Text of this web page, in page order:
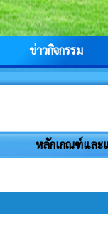
ข่าวกิจกรรม
หลักเกณฑ์และ